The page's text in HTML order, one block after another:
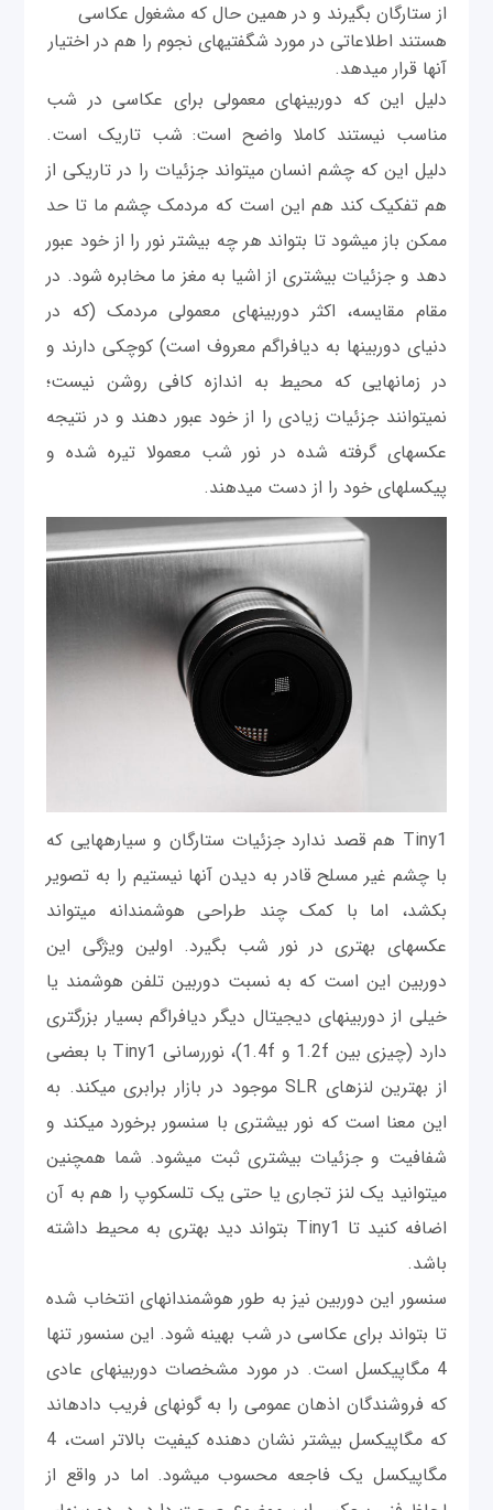
از ستارگان بگیرند و در همین حال که مشغول عکاسی
هستند اطلاعاتی در مورد شگفتی‎های نجوم را هم در اختیار
آنها قرار می‎دهد.
دلیل این که دوربين‎های معمولی برای عکاسی در شب
مناسب نیستند کاملا واضح است: شب تاریک است.
دلیل این که چشم انسان می‎تواند جزئیات را در تاریکی از
هم تفکیک کند هم این است که مردمک چشم ما تا حد
ممکن باز می‎شود تا بتواند هر چه بیشتر نور را از خود عبور
دهد و جزئیات بیشتری از اشیا به مغز ما مخابره شود. در
مقام مقايسه، اکثر دوربين‎های معمولی مردمک (که در
دنیای دوربين‎ها به دیافراگم معروف است) کوچکی دارند و
در زمان‎هایی که محیط به اندازه کافی روشن نیست؛
نمی‎توانند جزئیات زیادی را از خود عبور دهند و در نتیجه
عکس‎های گرفته شده در نور شب معمولا تیره شده و
پیکسل‎های خود را از دست می‎دهند.
Tiny1 هم قصد ندارد جزئیات ستارگان و سیاره‎هایی که
با چشم غیر مسلح قادر به دیدن آنها نیستیم را به تصویر
بکشد، اما با کمک چند طراحی هوشمندانه می‎تواند
عکس‎های بهتری در نور شب بگیرد. اولین ویژگی این
دوربين این است که به نسبت دوربين تلفن هوشمند یا
خیلی از دوربين‎های دیجیتال دیگر دیافراگم بسیار بزرگتری
دارد (چیزی بین 1.2f و 1.4f)، نوررسانی Tiny1 با بعضی
از بهترین لنزهای SLR موجود در بازار برابری می‎کند. به
این معنا است که نور بیشتری با سنسور برخورد می‎کند و
شفافيت و جزئیات بیشتری ثبت می‎شود. شما همچنین
می‎توانید یک لنز تجاری یا حتی یک تلسکوپ را هم به آن
اضافه کنید تا Tiny1 بتواند دید بهتری به محیط داشته
باشد.
سنسور این دوربين نیز به طور هوشمندانه‎ای انتخاب شده
تا بتواند برای عکاسی در شب بهینه شود. این سنسور تنها
4 مگاپیکسل است. در مورد مشخصات دوربين‎های عادی
که فروشندگان اذهان عمومی‎ را به گونه‎ای فریب داده‎اند
که مگاپیکسل بیشتر نشان دهنده کیفیت بالاتر است، 4
مگاپیکسل یک فاجعه محسوب می‎شود. اما در واقع از